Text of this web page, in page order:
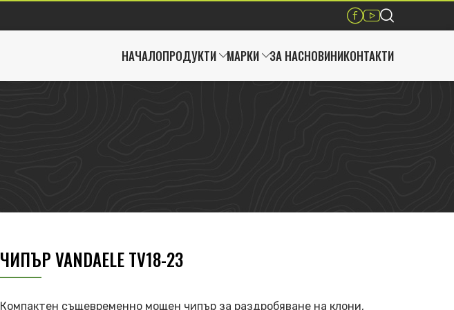
НАЧАЛОПРОДУКТИ МАРКИ ЗА НАСНОВИНИКОНТАКТИ
ЧИПЪР VANDAELE TV18-23
Компактен същевременно мощен чипър за раздробяване на клони,